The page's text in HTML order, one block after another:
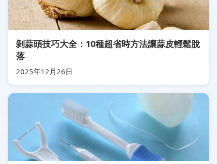
剝蒜頭技巧大全：10種超省時方法讓蒜皮輕鬆脫
落
2025年12月26日